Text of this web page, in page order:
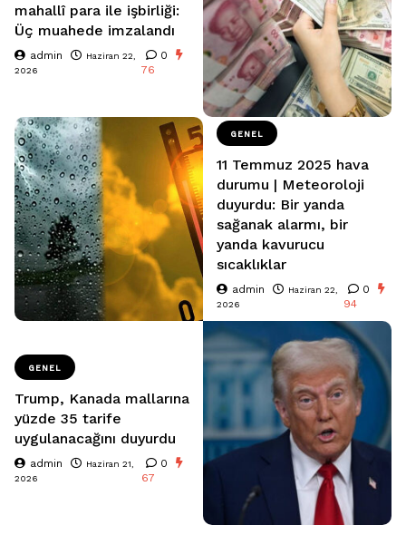
mahallî para ile işbirliği:
Üç muahede imzalandı
admin
Haziran 22,
2026
0
76
GENEL
11 Temmuz 2025 hava
durumu | Meteoroloji
duyurdu: Bir yanda
sağanak alarmı, bir
yanda kavurucu
sıcaklıklar
admin
Haziran 22,
2026
0
94
GENEL
Trump, Kanada mallarına
yüzde 35 tarife
uygulanacağını duyurdu
admin
Haziran 21,
2026
0
67